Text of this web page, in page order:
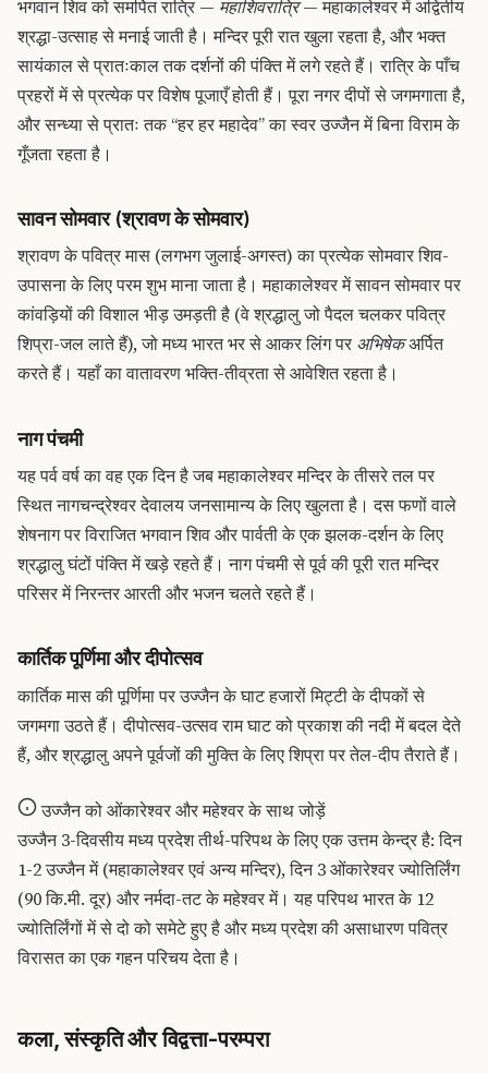
भगवान शिव को समर्पित रात्रि — महाशिवरात्रि— महाकालेश्वर में अद्वितीय
श्रद्धा-उत्साह से मनाई जाती है। मन्दिर पूरी रात खुला रहता है, और भक्त
सायंकाल से प्रातःकाल तक दर्शनों की पंक्ति में लगे रहते हैं। रात्रि के पाँच
प्रहरों में से प्रत्येक पर विशेष पूजाएँ होती हैं। पूरा नगर दीपों से जगमगाता है,
और सन्ध्या से प्रातः तक “हर हर महादेव” का स्वर उज्जैन में बिना विराम के
गूँजता रहता है।
सावन सोमवार (श्रावण के सोमवार)
श्रावण के पवित्र मास (लगभग जुलाई-अगस्त) का प्रत्येक सोमवार शिव-
उपासना के लिए परम शुभ माना जाता है। महाकालेश्वर में सावन सोमवार पर
कांवड़ियों की विशाल भीड़ उमड़ती है (वे श्रद्धालु जो पैदल चलकर पवित्र
शिप्रा-जल लाते हैं), जो मध्य भारत भर से आकर लिंग पर अभिषेकअर्पित
करते हैं। यहाँ का वातावरण भक्ति-तीव्रता से आवेशित रहता है।
नाग पंचमी
यह पर्व वर्ष का वह एक दिन है जब महाकालेश्वर मन्दिर के तीसरे तल पर
स्थित नागचन्द्रेश्वर देवालय जनसामान्य के लिए खुलता है। दस फणों वाले
शेषनाग पर विराजित भगवान शिव और पार्वती के एक झलक-दर्शन के लिए
श्रद्धालु घंटों पंक्ति में खड़े रहते हैं। नाग पंचमी से पूर्व की पूरी रात मन्दिर
परिसर में निरन्तर आरती और भजन चलते रहते हैं।
कार्तिक पूर्णिमा और दीपोत्सव
कार्तिक मास की पूर्णिमा पर उज्जैन के घाट हजारों मिट्टी के दीपकों से
जगमगा उठते हैं। दीपोत्सव-उत्सव राम घाट को प्रकाश की नदी में बदल देते
हैं, और श्रद्धालु अपने पूर्वजों की मुक्ति के लिए शिप्रा पर तेल-दीप तैराते हैं।
उज्जैन को ओंकारेश्वर और महेश्वर के साथ जोड़ें
उज्जैन 3-दिवसीय मध्य प्रदेश तीर्थ-परिपथ के लिए एक उत्तम केन्द्र है: दिन
1-2 उज्जैन में (महाकालेश्वर एवं अन्य मन्दिर), दिन 3 ओंकारेश्वर ज्योतिर्लिंग
(90 कि.मी. दूर) और नर्मदा-तट के महेश्वर में। यह परिपथ भारत के 12
ज्योतिर्लिंगों में से दो को समेटे हुए है और मध्य प्रदेश की असाधारण पवित्र
विरासत का एक गहन परिचय देता है।
कला, संस्कृति और विद्वत्ता-परम्परा